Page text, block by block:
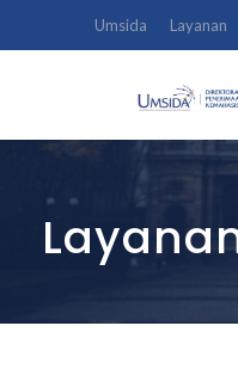
Umsida Layanan